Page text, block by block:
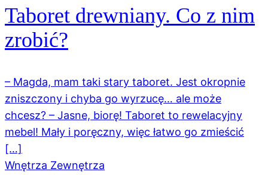
Taboret drewniany. Co z nim
zrobić?
– Magda, mam taki stary taboret. Jest okropnie
zniszczony i chyba go wyrzucę… ale może
chcesz? – Jasne, biorę! Taboret to rewelacyjny
mebel! Mały i poręczny, więc łatwo go zmieścić
[…]
Wnętrza Zewnętrza